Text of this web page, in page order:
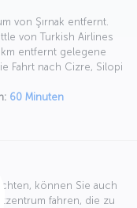
von Şırnak entfernt.
von Turkish Airlines
entfernt gelegene
Fahrt nach Cizre, Silopi
60 Minuten
können Sie auch
fahren, die zu